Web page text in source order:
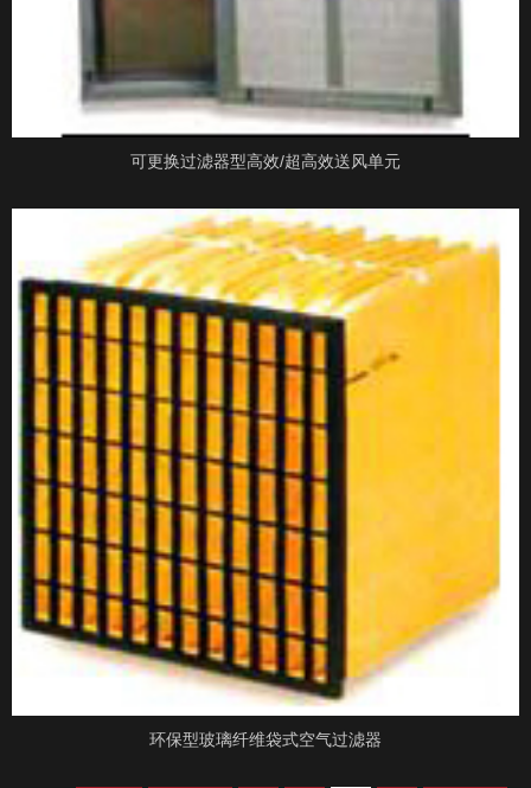
可更换过滤器型高效/超高效送风单元
环保型玻璃纤维袋式空气过滤器